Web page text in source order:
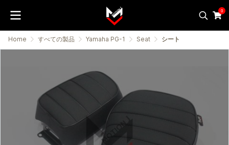
0
Home すべての製品 Yamaha PG-1 Seat シート